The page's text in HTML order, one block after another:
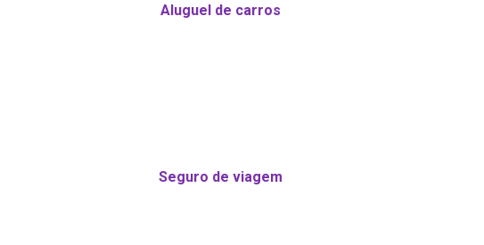
Aluguel de carros
Seguro de viagem